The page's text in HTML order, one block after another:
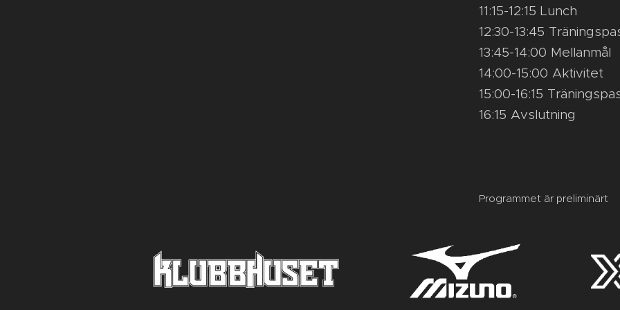
11:15-12:15 Lunch
12:30-13:45
13:45-14:00 Mellanmål
14:00-15:00 Aktivitet
15:00-16:15
16:15 Avslutning
Programmet är preliminärt